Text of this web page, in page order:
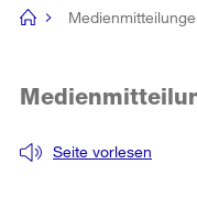
Navigation
[no
Seite vorlesen